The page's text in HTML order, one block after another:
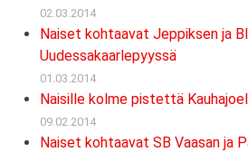
02.03.2014
Naiset kohtaavat Jeppiksen ja
Uudessakaarlepyyssä
01.03.2014
Naisille kolme pistettä
09.02.2014
Naiset kohtaavat SB Vaasan ja